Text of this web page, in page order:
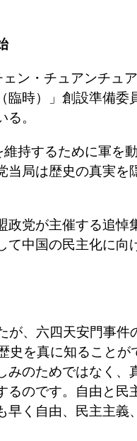
ン・チュアンチュア
臨時）」創設準備委
。
持するために軍を動
当局は歴史の真実を
政党が主催する追悼
て中国の民主化に向
が、六四天安門事件
史を真に知ることが
みのためではなく、
るのです。自由と民
く自由、民主主義、